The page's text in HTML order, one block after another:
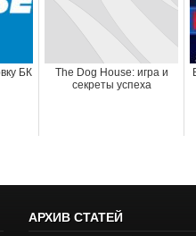
БК
The Dog House: игра и
секреты успеха
АРХИВ СТАТЕЙ